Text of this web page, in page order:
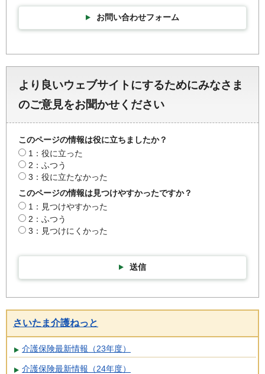
お問い合わせフォーム
より良いウェブサイトにするためにみなさま
のご意見をお聞かせください
このページの情報は役に立ちましたか？
1：役に立った
2：ふつう
3：役に立たなかった
このページの情報は見つけやすかったですか？
1：見つけやすかった
2：ふつう
3：見つけにくかった
送信
さいたま介護ねっと
介護保険最新情報（23年度）
介護保険最新情報（24年度）